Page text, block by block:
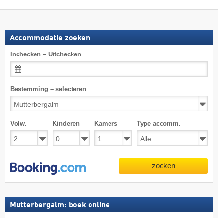
Accommodatie zoeken
Inchecken – Uitchecken
Bestemming – selecteren
Volw. Kinderen Kamers Type accomm.
zoeken
Mutterbergalm: boek online